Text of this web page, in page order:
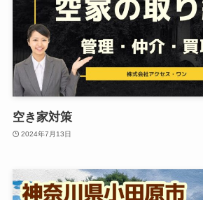
空き家対策
2024年7月13日